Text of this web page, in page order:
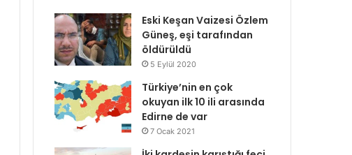
Eski Keşan Vaizesi Özlem
Güneş, eşi tarafından
öldürüldü
5 Eylül 2020
Türkiye’nin en çok
okuyan ilk 10 ili arasında
Edirne de var
7 Ocak 2021